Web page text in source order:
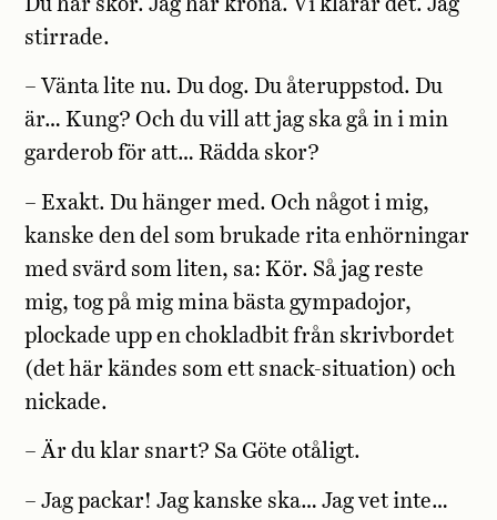
Du har skor. Jag har krona. Vi klarar det. Jag
stirrade.
– Vänta lite nu. Du dog. Du återuppstod. Du
är… Kung? Och du vill att jag ska gå in i min
garderob för att… Rädda skor?
– Exakt. Du hänger med. Och något i mig,
kanske den del som brukade rita enhörningar
med svärd som liten, sa: Kör. Så jag reste
mig, tog på mig mina bästa gympadojor,
plockade upp en chokladbit från skrivbordet
(det här kändes som ett snack-situation) och
nickade.
– Är du klar snart? Sa Göte otåligt.
– Jag packar! Jag kanske ska… Jag vet inte…